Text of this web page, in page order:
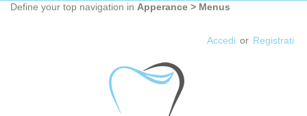
Define your top navigation in Apperance > Menus
Accedi or Registrati